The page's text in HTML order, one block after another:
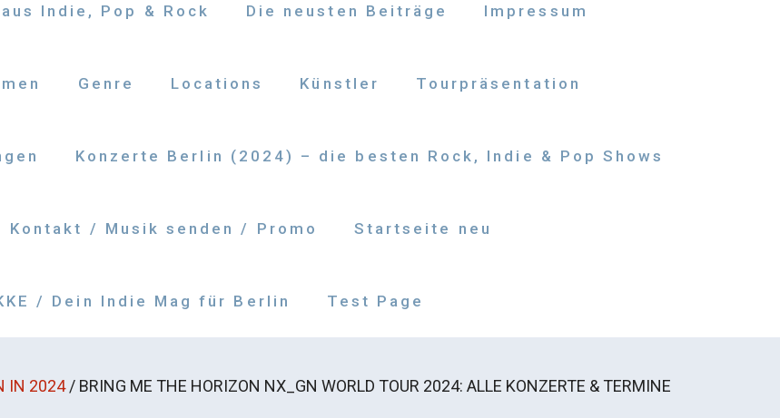
Indie, Pop & Rock Die neusten Beiträge Impressum
Genre Locations Künstler Tourpräsentation
Konzerte Berlin (2024) – die besten Rock, Indie & Pop Shows
Kontakt / Musik senden / Promo Startseite neu
/ Dein Indie Mag für Berlin Test Page
IN 2024 / BRING ME THE HORIZON NX_GN WORLD TOUR 2024: ALLE KONZERTE & TERMINE